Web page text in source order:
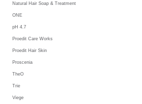
Natural Hair Soap & Treatment
ONE
pH 4.7
Proedit Care Works
Proedit Hair Skin
Proscenia
TheO
Trie
Viege